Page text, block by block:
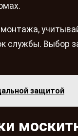
службы. Выбор
защитой